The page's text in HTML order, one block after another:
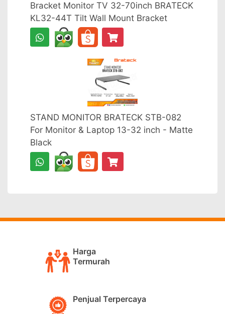
Bracket Monitor TV 32-70inch BRATECK
KL32-44T Tilt Wall Mount Bracket
STAND MONITOR BRATECK STB-082
For Monitor & Laptop 13-32 inch - Matte
Black
Harga
Termurah
Penjual Terpercaya